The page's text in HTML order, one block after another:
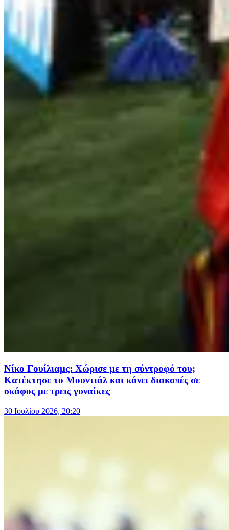
Νίκο Γουίλιαμς: Χώρισε με τη σύντροφό του;
Κατέκτησε το Μουντιάλ και κάνει διακοπές σε
σκάφος με τρεις γυναίκες
30 Ιουλίου 2026, 20:20